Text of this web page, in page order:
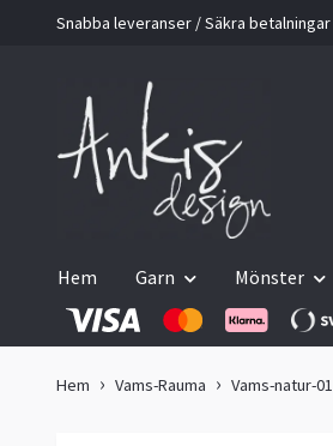
Snabba leveranser / Säkra betalningar
Hem Garn Mönster
Hem Vams-Rauma Vams-natur-01